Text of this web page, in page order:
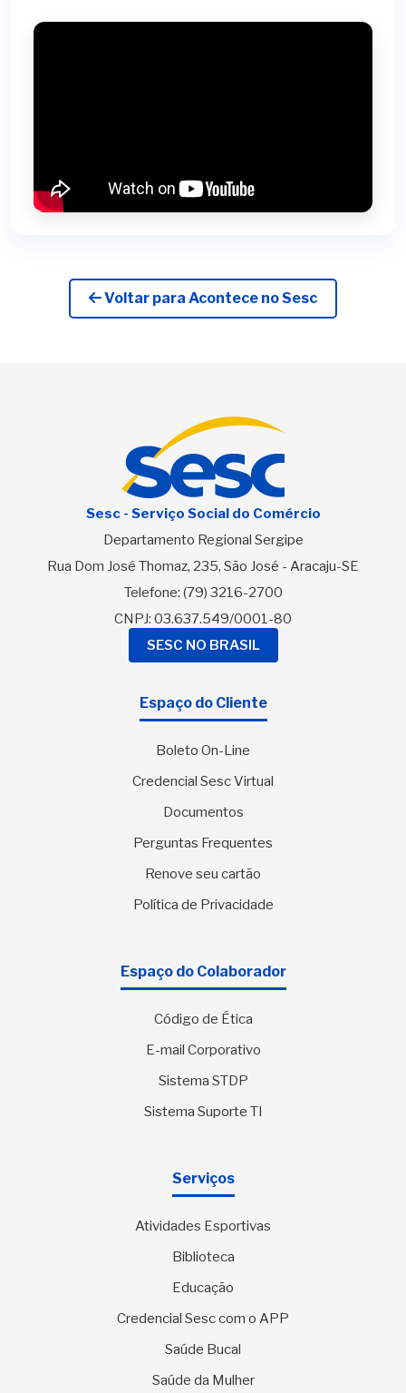
Voltar para Acontece no Sesc
Sesc - Serviço Social do Comércio
Departamento Regional Sergipe
Rua Dom José Thomaz, 235, São José - Aracaju-SE
Telefone: (79) 3216-2700
CNPJ: 03.637.549/0001-80
SESC NO BRASIL
Espaço do Cliente
Boleto On-Line
Credencial Sesc Virtual
Documentos
Perguntas Frequentes
Renove seu cartão
Política de Privacidade
Espaço do Colaborador
Código de Ética
E-mail Corporativo
Sistema STDP
Sistema Suporte TI
Serviços
Atividades Esportivas
Biblioteca
Educação
Credencial Sesc com o APP
Saúde Bucal
Saúde da Mulher